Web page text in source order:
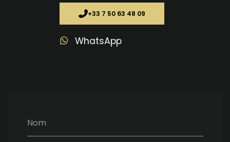
Nom
+33 7 50 63 48 09
WhatsApp